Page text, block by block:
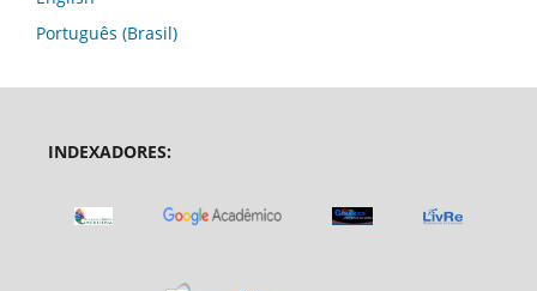
Português (Brasil)
INDEXADORES: